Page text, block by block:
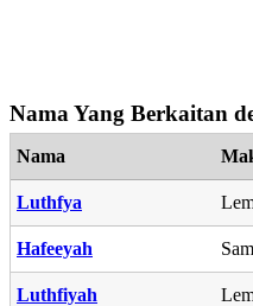
Nama Yang Berkaitan
Nama
Luthfya
Hafeeyah
Luthfiyah